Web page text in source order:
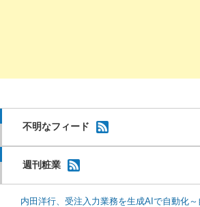
不明なフィード
週刊粧業
内田洋行、受注入力業務を生成AIで自動化～